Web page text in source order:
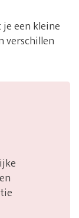
een kleine
verschillen